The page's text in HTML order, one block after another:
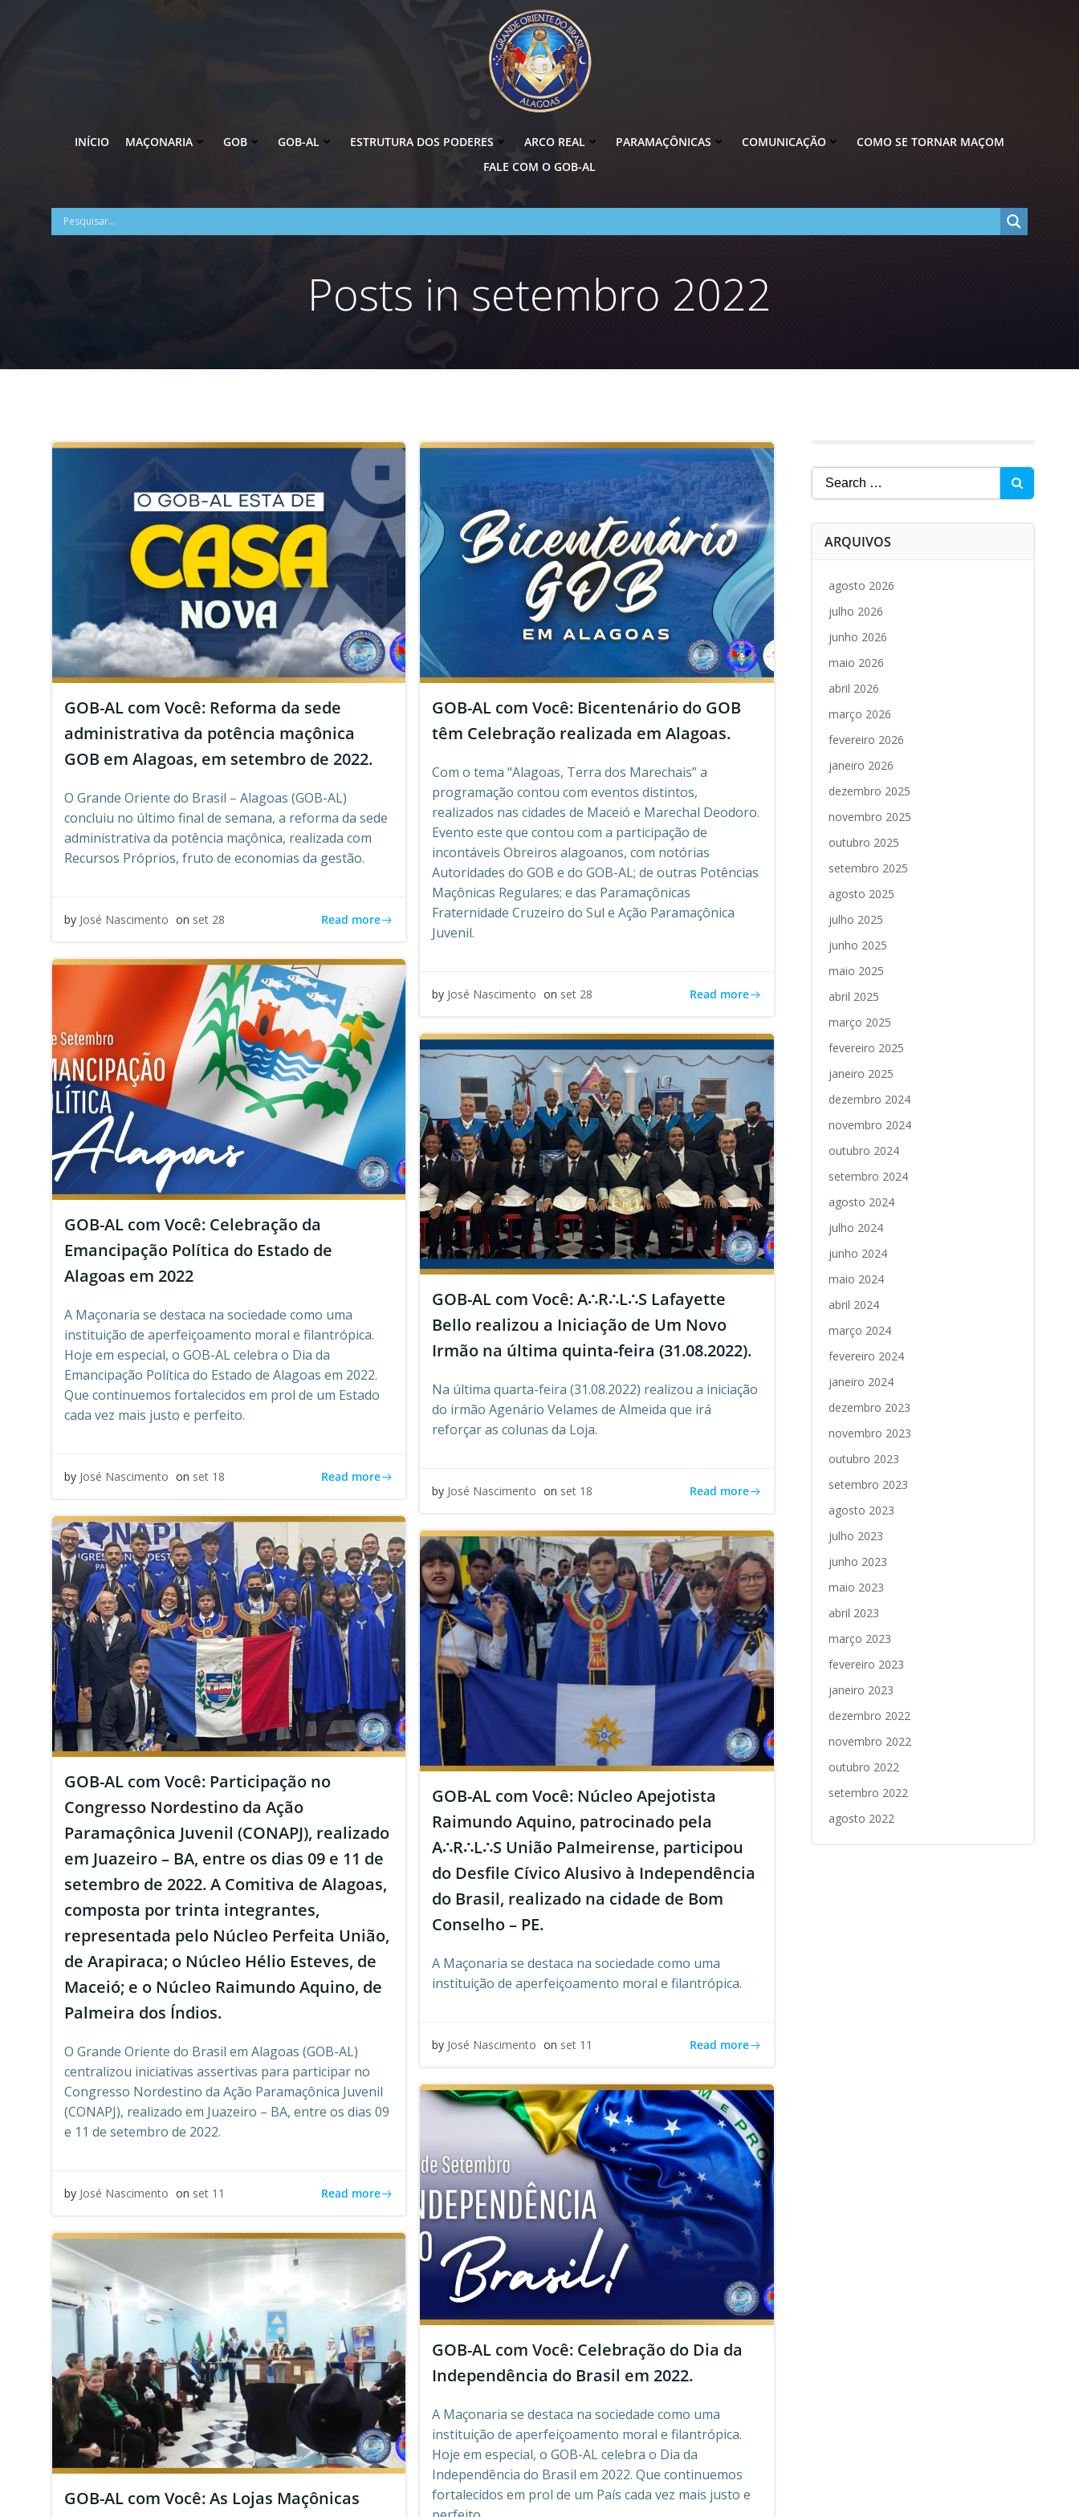
INÍCIO MAÇONARIA GOB GOB-AL ESTRUTURA DOS PODERES ARCO REAL PARAMAÇÔNICAS COMUNICAÇÃO
COMO SE TORNAR MAÇOM
FALE COM O GOB-AL
Posts in setembro 2022
GOB-AL com Você: Reforma da sede
administrativa da potência maçônica
GOB em Alagoas, em setembro de 2022.
O Grande Oriente do Brasil – Alagoas (GOB-AL)
concluiu no último final de semana, a reforma da sede
administrativa da potência maçônica, realizada com
Recursos Próprios, fruto de economias da gestão.
by José Nascimento on set 28 Read more
GOB-AL com Você: Bicentenário do GOB
têm Celebração realizada em Alagoas.
Com o tema “Alagoas, Terra dos Marechais” a
programação contou com eventos distintos,
realizados nas cidades de Maceió e Marechal Deodoro.
Evento este que contou com a participação de
incontáveis Obreiros alagoanos, com notórias
Autoridades do GOB e do GOB-AL; de outras Potências
Maçônicas Regulares; e das Paramaçônicas
Fraternidade Cruzeiro do Sul e Ação Paramaçônica
Juvenil.
by José Nascimento on set 28 Read more
GOB-AL com Você: Celebração da
Emancipação Política do Estado de
Alagoas em 2022
A Maçonaria se destaca na sociedade como uma
instituição de aperfeiçoamento moral e filantrópica.
Hoje em especial, o GOB-AL celebra o Dia da
Emancipação Política do Estado de Alagoas em 2022.
Que continuemos fortalecidos em prol de um Estado
cada vez mais justo e perfeito.
by José Nascimento on set 18 Read more
GOB-AL com Você: A∴R∴L∴S Lafayette
Bello realizou a Iniciação de Um Novo
Irmão na última quinta-feira (31.08.2022).
Na última quarta-feira (31.08.2022) realizou a iniciação
do irmão Agenário Velames de Almeida que irá
reforçar as colunas da Loja.
by José Nascimento on set 18 Read more
GOB-AL com Você: Participação no
Congresso Nordestino da Ação
Paramaçônica Juvenil (CONAPJ), realizado
em Juazeiro – BA, entre os dias 09 e 11 de
setembro de 2022. A Comitiva de Alagoas,
composta por trinta integrantes,
representada pelo Núcleo Perfeita União,
de Arapiraca; o Núcleo Hélio Esteves, de
Maceió; e o Núcleo Raimundo Aquino, de
Palmeira dos Índios.
O Grande Oriente do Brasil em Alagoas (GOB-AL)
centralizou iniciativas assertivas para participar no
Congresso Nordestino da Ação Paramaçônica Juvenil
(CONAPJ), realizado em Juazeiro – BA, entre os dias 09
e 11 de setembro de 2022.
by José Nascimento on set 11 Read more
GOB-AL com Você: Núcleo Apejotista
Raimundo Aquino, patrocinado pela
A∴R∴L∴S União Palmeirense, participou
do Desfile Cívico Alusivo à Independência
do Brasil, realizado na cidade de Bom
Conselho – PE.
A Maçonaria se destaca na sociedade como uma
instituição de aperfeiçoamento moral e filantrópica.
by José Nascimento on set 11 Read more
GOB-AL com Você: Celebração do Dia da
Independência do Brasil em 2022.
A Maçonaria se destaca na sociedade como uma
instituição de aperfeiçoamento moral e filantrópica.
Hoje em especial, o GOB-AL celebra o Dia da
Independência do Brasil em 2022. Que continuemos
fortalecidos em prol de um País cada vez mais justo e
GOB-AL com Você: As Lojas Maçônicas
Search
for:
ARQUIVOS
agosto 2026
julho 2026
junho 2026
maio 2026
abril 2026
março 2026
fevereiro 2026
janeiro 2026
dezembro 2025
novembro 2025
outubro 2025
setembro 2025
agosto 2025
julho 2025
junho 2025
maio 2025
abril 2025
março 2025
fevereiro 2025
janeiro 2025
dezembro 2024
novembro 2024
outubro 2024
setembro 2024
agosto 2024
julho 2024
junho 2024
maio 2024
abril 2024
março 2024
fevereiro 2024
janeiro 2024
dezembro 2023
novembro 2023
outubro 2023
setembro 2023
agosto 2023
julho 2023
junho 2023
maio 2023
abril 2023
março 2023
fevereiro 2023
janeiro 2023
dezembro 2022
novembro 2022
outubro 2022
setembro 2022
agosto 2022